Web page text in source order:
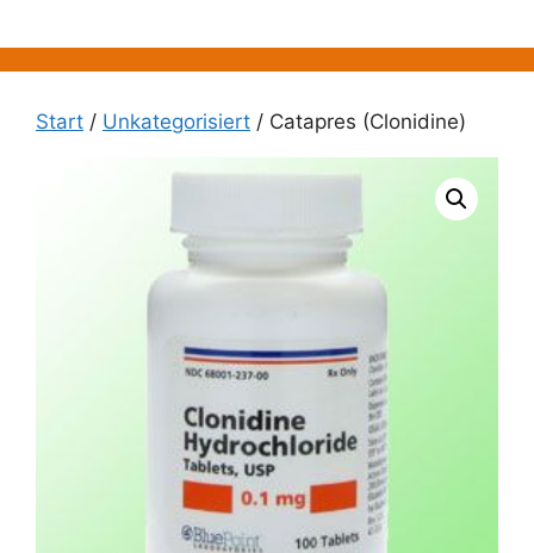
Inhalt
springen
Start / Unkategorisiert / Catapres (Clonidine)